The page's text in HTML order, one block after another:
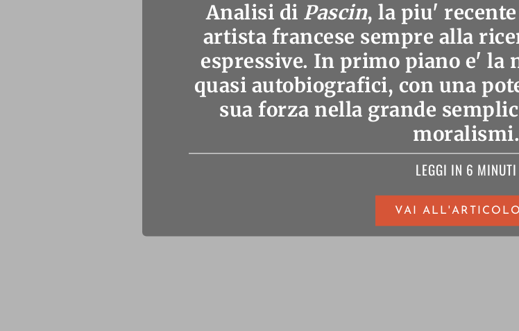
Analisi di Pascin, la piu'
artista francese sempre alla
espressive. In primo piano e' la
quasi autobiografici, con una
sua forza nella grande
moralismi.
LEGGI IN 6 MINUTI
VAI ALL'ARTICOLO